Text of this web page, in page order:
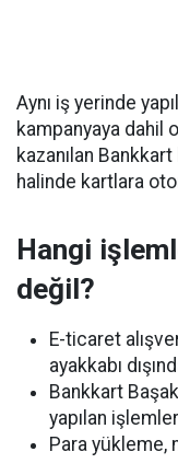
Aynı iş yerinde
kampanyaya dahil
kazanılan
halinde kartlara
Hangi
değil?
E-ticaret
ayakkabı
Bankkart
yapılan işlemler
Para yükleme,